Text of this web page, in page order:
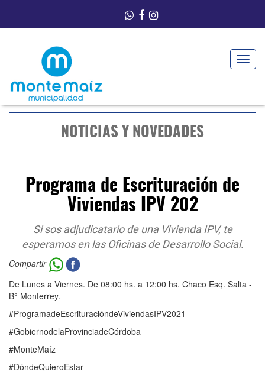
Toggle
NOTICIAS Y NOVEDADES
Programa de Escrituración de
Viviendas IPV 202
Si sos adjudicatario de una Vivienda IPV, te
esperamos en las Oficinas de Desarrollo Social.
Compartir
De Lunes a Viernes. De 08:00 hs. a 12:00 hs. Chaco Esq. Salta -
B° Monterrey.
#ProgramadeEscrituracióndeViviendasIPV2021
#GobiernodelaProvinciadeCórdoba
#MonteMaíz
#DóndeQuieroEstar